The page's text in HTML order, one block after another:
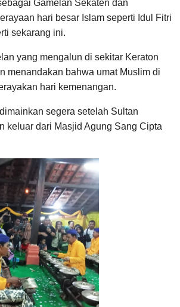
Gamelan Sekaten dan
hari besar Islam seperti Idul Fitri
sekarang ini.
yang mengalun di sekitar Keraton
menandakan bahwa umat Muslim di
hari kemenangan.
segera setelah Sultan
keluar dari Masjid Agung Sang Cipta